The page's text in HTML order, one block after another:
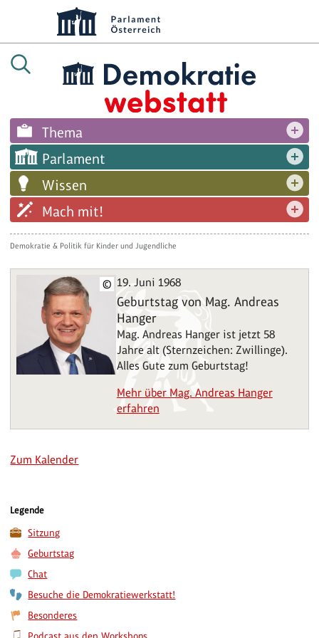
Thema
Parlament
Wissen
Mach mit!
Demokratie & Politik für Kinder und Jugendliche
© 19. Juni 1968
Geburtstag von Mag. Andreas
Hanger
Mag. Andreas Hanger ist jetzt 58
Jahre alt (Sternzeichen: Zwillinge).
Alles Gute zum Geburtstag!
Mehr über Mag. Andreas Hanger
erfahren
Zum Kalender
Legende
Sitzung
Geburtstag
Chat
Besuche die Demokratiewerkstatt!
Besonderes